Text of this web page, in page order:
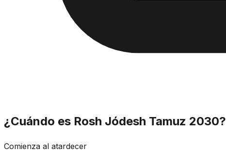
¿Cuándo es Rosh Jódesh Tamuz 2030?
Comienza al atardecer